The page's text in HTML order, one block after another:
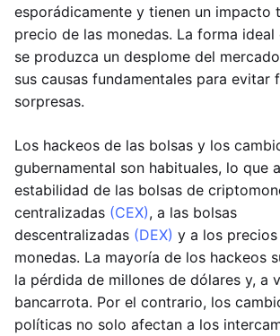
esporádicamente y tienen un impacto
precio de las monedas. La forma
se produzca un desplome del
sus causas fundamentales para evitar
sorpresas.
Los hackeos de las bolsas y los
gubernamental son habituales, lo que
estabilidad de las bolsas de
centralizadas (CEX), a las bolsas
descentralizadas (DEX) y a los
monedas. La mayoría de los hackeos
la pérdida de millones de dólares y, a
bancarrota. Por el contrario, los
políticas no solo afectan a los